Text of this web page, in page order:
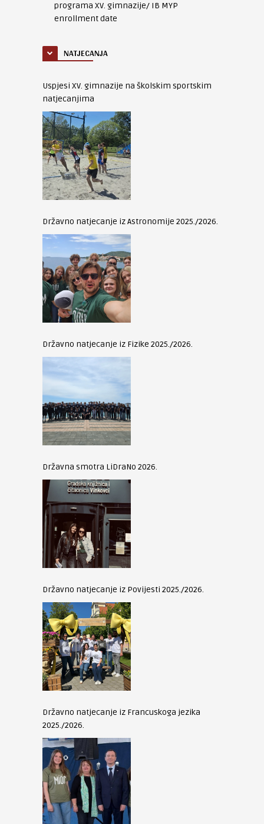
programa XV. gimnazije/ IB MYP
enrollment date
NATJECANJA
Uspjesi XV. gimnazije na školskim sportskim
natjecanjima
Državno natjecanje iz Astronomije 2025./2026.
Državno natjecanje iz Fizike 2025./2026.
Državna smotra LiDraNo 2026.
Državno natjecanje iz Povijesti 2025./2026.
Državno natjecanje iz Francuskoga jezika
2025./2026.